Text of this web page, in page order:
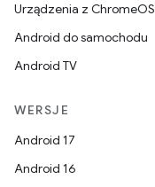
Urządzenia z ChromeOS
Android do samochodu
Android TV
WERSJE
Android 17
Android 16